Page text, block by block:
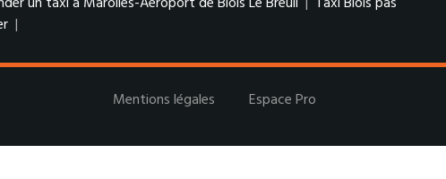
|
Mentions légales Espace Pro